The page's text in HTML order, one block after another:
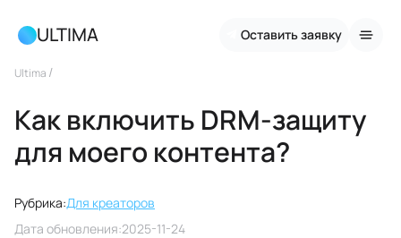
ULTIMA Оставить заявку
Ultima /
Как включить DRM-защиту
для моего контента?
Рубрика:Для креаторов
Дата обновления:2025-11-24